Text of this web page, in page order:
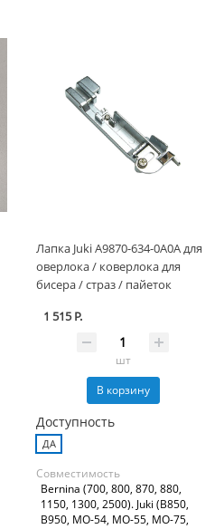
Лапка Juki A9870-634-0A0A для
оверлока / коверлока для
бисера / страз / пайеток
1 515 Р.
шт
В корзину
Доступность
ДА
Совместимость
Bernina (700, 800, 870, 880,
1150, 1300, 2500). Juki (B850,
B950, MO-54, MO-55, MO-75,